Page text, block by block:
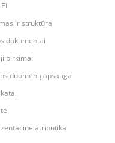
ir struktūra
dokumentai
pirkimai
duomenų apsauga
atributika